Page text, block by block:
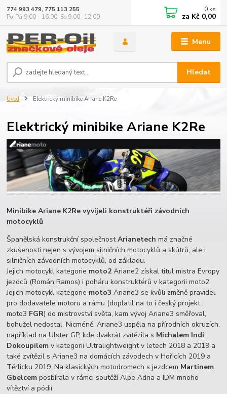
Menu
Hledat
774 993 479, 775 113 255
Po-Pá 9.00 - 16.00, So 9.00 -12.00
0 ks
za Kč 0,00
Úvod Elektrický minibike Ariane K2Re
Elektrický minibike Ariane K2Re
Minibike Ariane K2Re vyvíjeli konstruktéři závodních
motocyklů
Španělská konstrukční společnostArianetech má značné
zkušenosti nejen s vývojem silničních motocyklů a skútrů, ale i
silničních závodních motocyklů, od základu.
Jejich motocykl kategorie moto2 Ariane2 získal titul mistra Evropy
jezdců (Román Ramos) i poháru konstruktérů v kategorii moto2.
Jejich motocykl kategorie moto3 Ariane3 se kvůli změně pravidel
pro dodavatele motoru a rámu (doplatil na to i český projekt
moto3 FGR) do mistrovství světa, kam vývoj Ariane3 směřoval,
bohužel nedostal. Nicméně, Ariane3 uspěla na přírodních okruzích,
například na Ulster GP, kde dvakrát zvítězila s Michalem Indi
Dokoupilem v kategorii Ultralightweight v letech 2018 a 2019 a
také zvítězil s Ariane3 na domácích závodech v Hořicích 2019 a
Těrlicku 2019. Na klasických motodromech s jezdcem Martinem
Gbelcem posbírala v rámci soutěží Alpe Adria a IDM mnoho
vítěztví a pódií.